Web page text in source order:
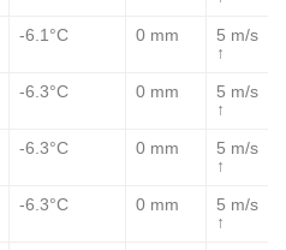
-6.1°C 0 mm
5 m/s
↑
-6.3°C 0 mm
5 m/s
↑
-6.3°C 0 mm
5 m/s
↑
-6.3°C 0 mm
5 m/s
↑